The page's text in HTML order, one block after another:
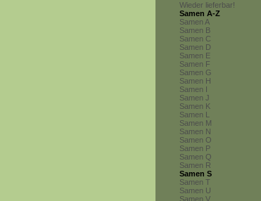
Wieder lieferbar!
Samen A-Z
Samen A
Samen B
Samen C
Samen D
Samen E
Samen F
Samen G
Samen H
Samen I
Samen J
Samen K
Samen L
Samen M
Samen N
Samen O
Samen P
Samen Q
Samen R
Samen S
Samen T
Samen U
Samen V